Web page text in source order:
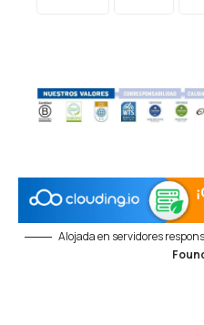
Alojada en servidores